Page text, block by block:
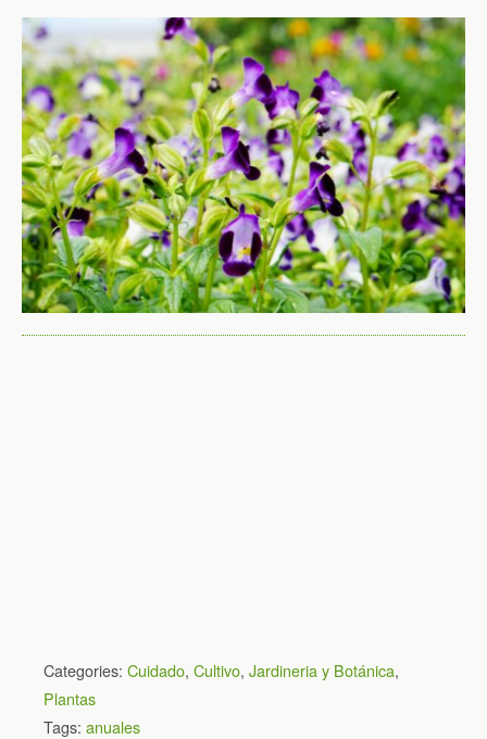
Categories: Cuidado, Cultivo, Jardineria y Botánica,
Plantas
Tags: anuales